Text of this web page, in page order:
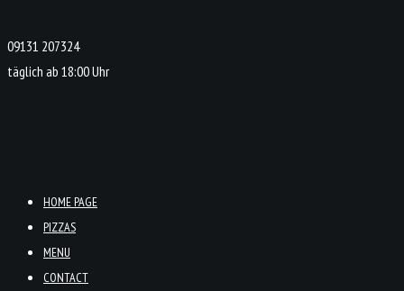
09131 207324
täglich ab 18:00 Uhr
HOME PAGE
PIZZAS
MENU
CONTACT